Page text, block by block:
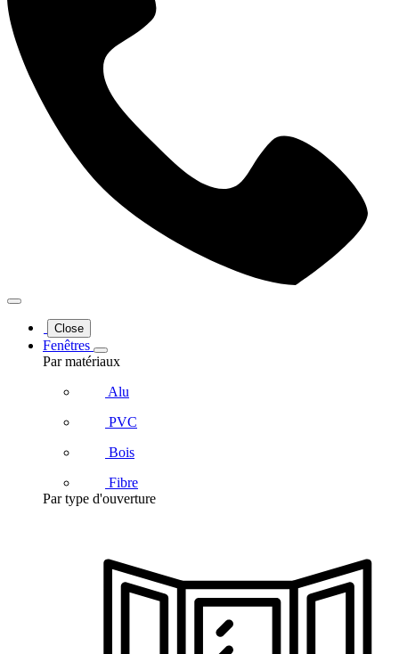
Close
Fenêtres
Par matériaux
Alu
PVC
Bois
Fibre
Par type d'ouverture